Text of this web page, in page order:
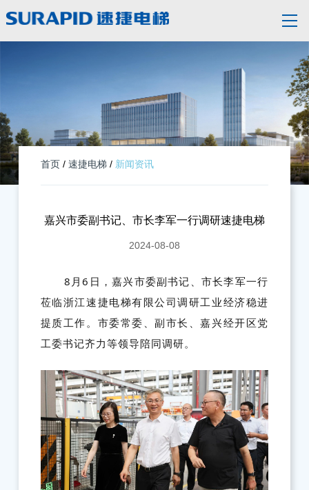
首页 / 速捷电梯/ 新闻资讯
嘉兴市委副书记、市长李军一行调研速捷电梯
2024-08-08
8月6日，嘉兴市委副书记、市长李军一行
莅临浙江速捷电梯有限公司调研工业经济稳进
提质工作。市委常委、副市长、嘉兴经开区党
工委书记齐力等领导陪同调研。